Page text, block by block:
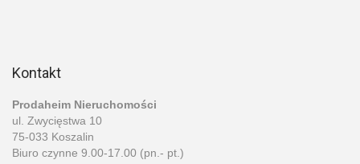
Kontakt
Prodaheim Nieruchomości
ul. Zwycięstwa 10
75-033 Koszalin
Biuro czynne 9.00-17.00 (pn.- pt.)